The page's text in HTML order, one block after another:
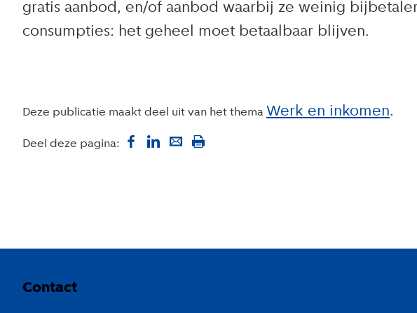
gratis aanbod, en/of aanbod waarbij ze weinig
consumpties: het geheel moet betaalbaar blijven.
Deze publicatie maakt deel uit van het thema Werk en inkomen
Deel deze pagina:
Contact